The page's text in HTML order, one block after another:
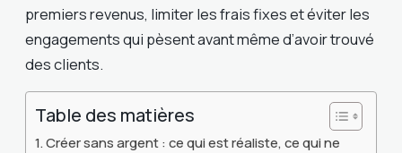
premiers revenus, limiter les frais fixes et éviter les
engagements qui pèsent avant même d’avoir trouvé
des clients.
Table des matières
Créer sans argent : ce qui est réaliste, ce qui ne